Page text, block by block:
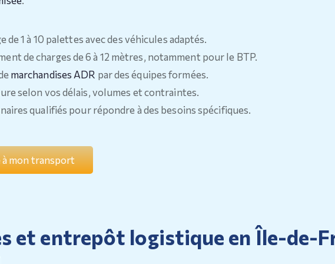
de 1 à 10 palettes avec des véhicules adaptés.
de charges de 6 à 12 mètres, notamment pour le BTP.
marchandises ADR par des équipes formées.
selon vos délais, volumes et contraintes.
qualifiés pour répondre à des besoins spécifiques.
à mon transport
et entrepôt logistique en Île-de-